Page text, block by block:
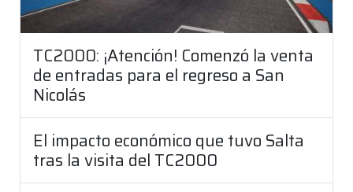
TC2000: ¡Atención! Comenzó la venta
de entradas para el regreso a San
Nicolás
El impacto económico que tuvo Salta
tras la visita del TC2000